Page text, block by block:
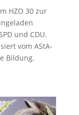
HZO 30 zur
und CDU.
vom AStA-
Bildung.